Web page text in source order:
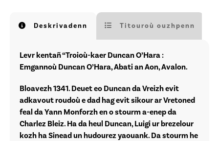
Deskrivadenn Titouroù ouzhpenn
Levr kentañ “Troioù-kaer Duncan O’Hara :
Emgannoù Duncan O’Hara, Abati an Aon, Avalon.
Bloavezh 1341. Deuet eo Duncan da Vreizh evit
adkavout roudoù e dad hag evit sikour ar Vretoned
feal da Yann Monforzh en o stourm a-enep da
Charlez Bleiz. Ha da heul Duncan, Luigi ur brezelour
kozh ha Sinead un hudourez yaouank. Da stourm he